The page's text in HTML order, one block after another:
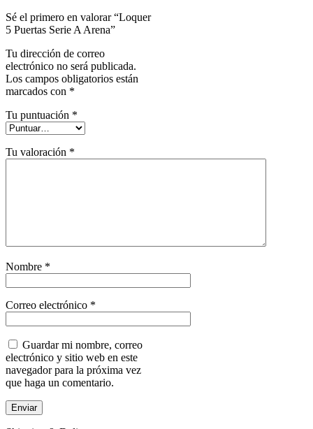
Sé el primero en valorar “Loquer
5 Puertas Serie A Arena”
Tu dirección de correo
electrónico no será publicada.
Los campos obligatorios están
marcados con *
Tu puntuación *
Tu valoración *
Nombre *
Correo electrónico *
Guardar mi nombre, correo
electrónico y sitio web en este
navegador para la próxima vez
que haga un comentario.